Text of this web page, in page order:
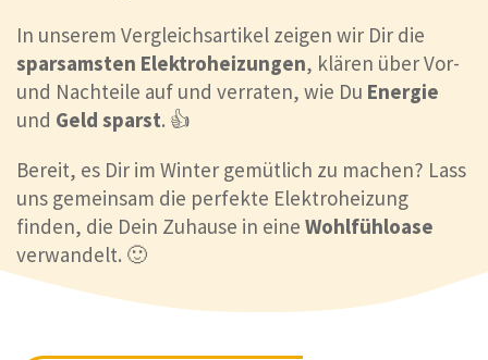
In unserem Vergleichsartikel zeigen wir Dir die
sparsamsten Elektroheizungen, klären über Vor-
und Nachteile auf und verraten, wie Du Energie
und Geld sparst. 👍
Bereit, es Dir im Winter gemütlich zu machen? Lass
uns gemeinsam die perfekte Elektroheizung
finden, die Dein Zuhause in eine Wohlfühloase
verwandelt. 🙂